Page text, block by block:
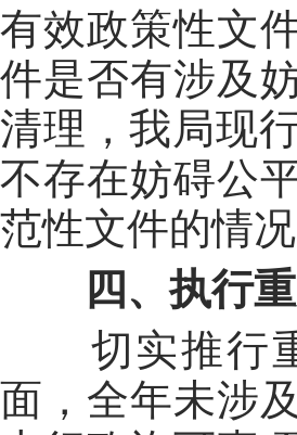
有效政策性文
件是否有涉及
清理，我局现
不存在妨碍公
范性文件的情况
四、执行
切实推行
面， 全年未涉